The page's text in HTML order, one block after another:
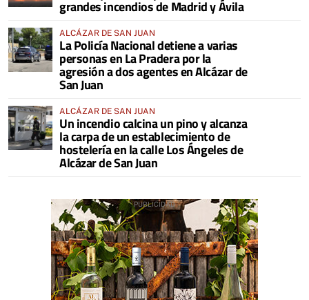
grandes incendios de Madrid y Ávila
ALCÁZAR DE SAN JUAN
La Policía Nacional detiene a varias
personas en La Pradera por la
agresión a dos agentes en Alcázar de
San Juan
ALCÁZAR DE SAN JUAN
Un incendio calcina un pino y alcanza
la carpa de un establecimiento de
hostelería en la calle Los Ángeles de
Alcázar de San Juan